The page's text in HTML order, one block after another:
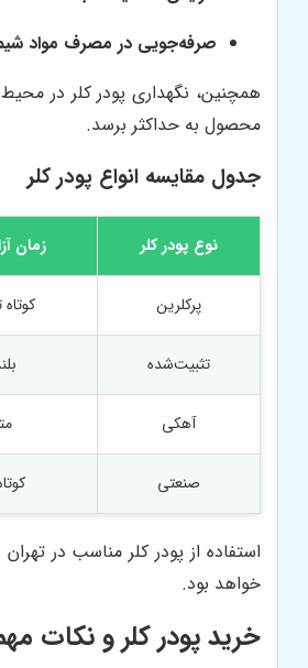
صرفه‌جویی در مصرف مواد
همچنین، نگهداری پودر کلر در
محصول به حداکثر برسد.
جدول مقایسه انواع پودر کلر
نوع پودر کلر زمان
پرکلرین
تثبیت‌شده
آهکی
صنعتی
استفاده از پودر کلر مناسب در
خواهد بود.
خرید پودر کلر و نکات